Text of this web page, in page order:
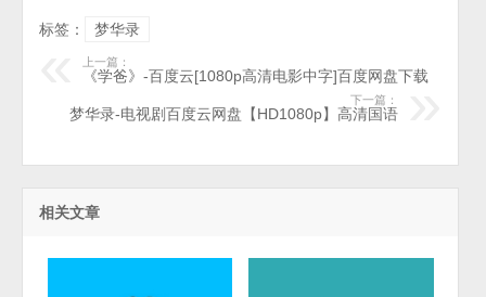
标签：
梦华录
上一篇：
《学爸》-百度云[1080p高清电影中字]百度网盘下载
下一篇：
梦华录-电视剧百度云网盘【HD1080p】高清国语
相关文章